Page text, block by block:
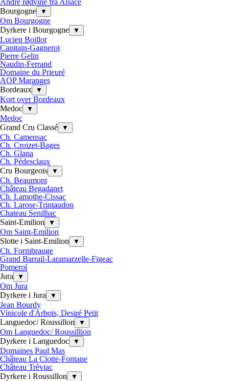
Andre rødvine fra Alsace
Bourgogne
▼
Om Bourgogne
Dyrkere i Bourgogne
▼
Lucien Boillot
Capitain-Gagnerot
Pierre Gelin
Naudin-Ferrand
Domaine du Prieuré
AOP Maranges
Bordeaux
▼
Kort over Bordeaux
Medoc
▼
Medoc
Grand Cru Classé
▼
Ch. Camensac
Ch. Croizet-Bages
Ch. Glana
Ch. Pédesclaux
Cru Bourgeois
▼
Ch. Beaumont
Château Begadanet
Ch. Lamothe-Cissac
Ch. Larose-Trintaudon
Chateau Senilhac
Saint-Emilion
▼
Om Saint-Emilion
Slotte i Saint-Emilion
▼
Ch. Formbrauge
Grand Barrail-Laramarzelle-Figeac
Pomerol
Jura
▼
Om Jura
Dyrkere i Jura
▼
Jean Bourdy
Vinicole d'Arbois, Desiré Petit
Languedoc/ Roussillon
▼
Om Languedoc/ Roussillion
Dyrkere i Languedoc
▼
Domaines Paul Mas
Château La Clotte-Fontane
Château Trèviac
Dyrkere i Roussillon
▼